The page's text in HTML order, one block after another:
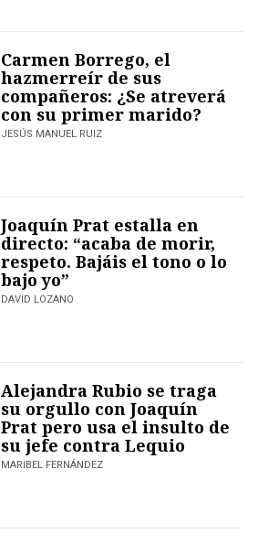
Carmen Borrego, el
hazmerreír de sus
compañeros: ¿Se atreverá
con su primer marido?
JESÚS MANUEL RUIZ
Joaquín Prat estalla en
directo: “acaba de morir,
respeto. Bajáis el tono o lo
bajo yo”
DAVID LOZANO
Alejandra Rubio se traga
su orgullo con Joaquín
Prat pero usa el insulto de
su jefe contra Lequio
MARIBEL FERNÁNDEZ